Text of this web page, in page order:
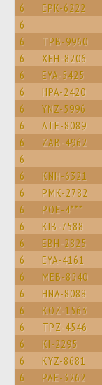
6 EPK-6222
6
6 TPB-9960
6 XEH-8206
6 EYA-5425
6 HPA-2420
6 YNZ-5996
6 ATE-8089
6 ZAB-4962
6
6 KNH-6321
6 PMK-2782
6 POE-4***
6 KIB-7588
6 EBH-2825
6 EYA-4161
6 MEB-8540
6 HNA-8088
6 KOZ-1563
6 TPZ-4546
6 KI-2295
6 KYZ-8681
6 PAE-3262